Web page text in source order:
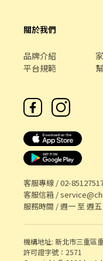
關於我們
品牌介紹
平台規範
客服專線 /02-
客服信箱 /
服務時間 / 週一 至 週
機構地址: 新北市三重區
許可證字號：2571